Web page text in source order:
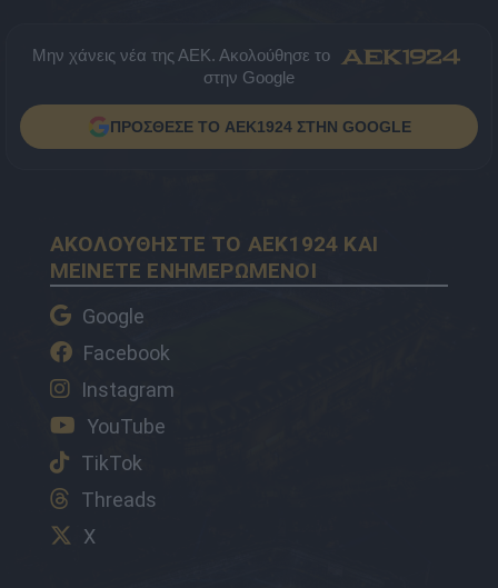
Μην χάνεις νέα της ΑΕΚ. Ακολούθησε το
στην Google
ΠΡΟΣΘΕΣΕ ΤΟ AEK1924 ΣΤΗΝ GOOGLE
ΑΚΟΛΟΥΘΗΣΤΕ ΤΟ AEK1924 ΚΑΙ
ΜΕΙΝΕΤΕ ΕΝΗΜΕΡΩΜΕΝΟΙ
Google
Facebook
Instagram
YouTube
TikTok
Threads
X